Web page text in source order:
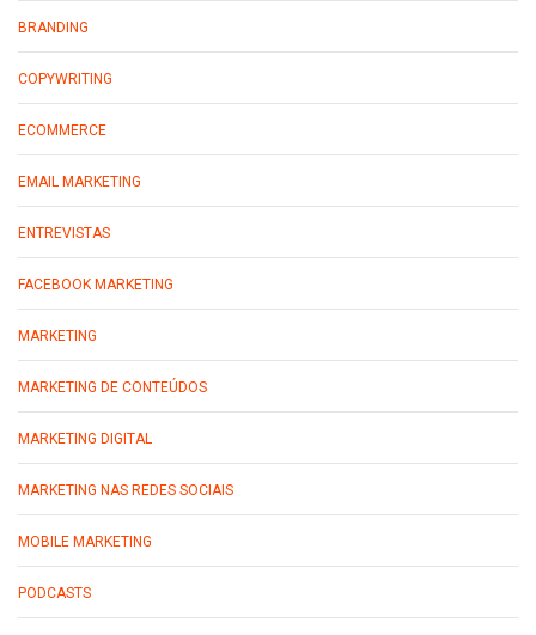
BRANDING
COPYWRITING
ECOMMERCE
EMAIL MARKETING
ENTREVISTAS
FACEBOOK MARKETING
MARKETING
MARKETING DE CONTEÚDOS
MARKETING DIGITAL
MARKETING NAS REDES SOCIAIS
MOBILE MARKETING
PODCASTS